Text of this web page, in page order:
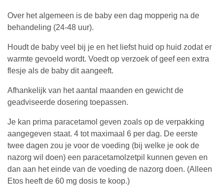
Over het algemeen is de baby een dag mopperig na de
behandeling (24-48 uur).
Houdt de baby veel bij je en het liefst huid op huid zodat er
warmte gevoeld wordt. Voedt op verzoek of geef een extra
flesje als de baby dit aangeeft.
Afhankelijk van het aantal maanden en gewicht de
geadviseerde dosering toepassen.
Je kan prima paracetamol geven zoals op de verpakking
aangegeven staat. 4 tot maximaal 6 per dag. De eerste
twee dagen zou je voor de voeding (bij welke je ook de
nazorg wil doen) een paracetamolzetpil kunnen geven en
dan aan het einde van de voeding de nazorg doen. (Alleen
Etos heeft de 60 mg dosis te koop.)